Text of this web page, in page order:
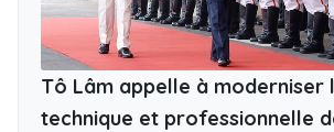
Tô Lâm appelle à moderniser
technique et professionnelle